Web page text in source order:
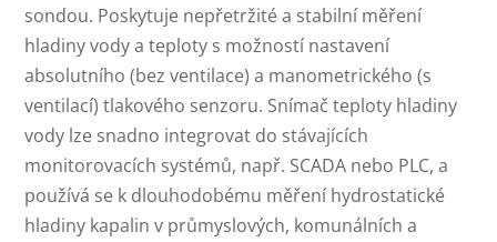
sondou. Poskytuje nepřetržité a stabilní měření
hladiny vody a teploty s možností nastavení
absolutního (bez ventilace) a manometrického (s
ventilací) tlakového senzoru. Snímač teploty hladiny
vody lze snadno integrovat do stávajících
monitorovacích systémů, např. SCADA nebo PLC, a
používá se k dlouhodobému měření hydrostatické
hladiny kapalin v průmyslových, komunálních a